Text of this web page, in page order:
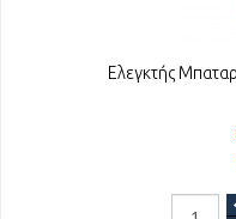
Ελεγκτής